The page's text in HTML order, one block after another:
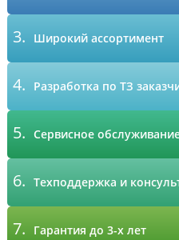
3. Широкий ассортимент
4. Разработка по ТЗ
5. Сервисное
6. Техподдержка и
7. Гарантия до 3-х лет